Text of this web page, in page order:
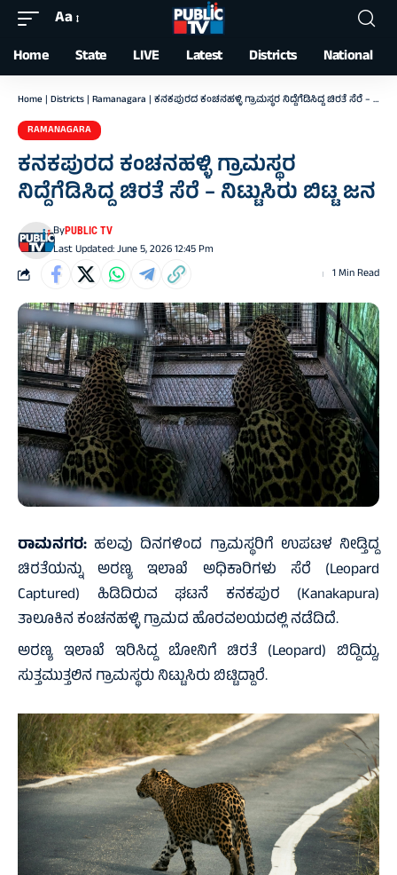
Font
Resizer
Aa
Home State LIVE Latest Districts National
Home | Districts | Ramanagara | ಕನಕಪುರದ ಕಂಚನಹಳ್ಳಿ ಗ್ರಾಮಸ್ಥರ ನಿದ್ದೆಗೆಡಿಸಿದ್ದ ಚಿರತೆ ಸೆರೆ – ನಿಟ್ಟುಸಿರು ಬಿಟ್ಟ ಜನ
RAMANAGARA
ಕನಕಪುರದ ಕಂಚನಹಳ್ಳಿ ಗ್ರಾಮಸ್ಥರ
ನಿದ್ದೆಗೆಡಿಸಿದ್ದ ಚಿರತೆ ಸೆರೆ – ನಿಟ್ಟುಸಿರು ಬಿಟ್ಟ ಜನ
Last Updated: June 5, 2026 12:45 Pm
ByPUBLIC TV
1 Min Read
ರಾಮನಗರ: ಹಲವು ದಿನಗಳಿಂದ ಗ್ರಾಮಸ್ಥರಿಗೆ ಉಪಟಳ ನೀಡ್ತಿದ್ದ
ಚಿರತೆಯನ್ನು ಅರಣ್ಯ ಇಲಾಖೆ ಅಧಿಕಾರಿಗಳು ಸೆರೆ (Leopard
Captured) ಹಿಡಿದಿರುವ ಘಟನೆ ಕನಕಪುರ (Kanakapura)
ತಾಲೂಕಿನ ಕಂಚನಹಳ್ಳಿ ಗ್ರಾಮದ ಹೊರವಲಯದಲ್ಲಿ ನಡೆದಿದೆ.
ಅರಣ್ಯ ಇಲಾಖೆ ಇರಿಸಿದ್ದ ಬೋನಿಗೆ ಚಿರತೆ (Leopard) ಬಿದ್ದಿದ್ದು,
ಸುತ್ತಮುತ್ತಲಿನ ಗ್ರಾಮಸ್ಥರು ನಿಟ್ಟುಸಿರು ಬಿಟ್ಟಿದ್ದಾರೆ.